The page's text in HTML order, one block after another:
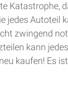
Autoteil
zwingend
kann
kaufen! Es